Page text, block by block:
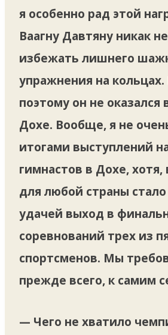
я особенно рад этой
Ваагну Давтяну никак
избежать лишнего
упражнения на
поэтому он не оказался
Дохе. Вообще, я не
итогами выступлений
гимнастов в Дохе,
для любой страны
удачей выход в
соревнований трех из
спортсменов. Мы
прежде всего, к самим
— Чего не хватило